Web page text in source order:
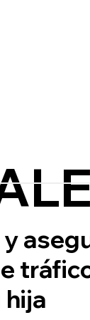
y
hija